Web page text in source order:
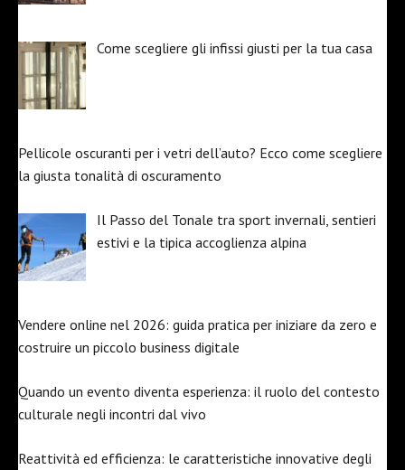
Come scegliere gli infissi giusti per la tua casa
Pellicole oscuranti per i vetri dell’auto? Ecco come scegliere
la giusta tonalità di oscuramento
Il Passo del Tonale tra sport invernali, sentieri
estivi e la tipica accoglienza alpina
Vendere online nel 2026: guida pratica per iniziare da zero e
costruire un piccolo business digitale
Quando un evento diventa esperienza: il ruolo del contesto
culturale negli incontri dal vivo
Reattività ed efficienza: le caratteristiche innovative degli